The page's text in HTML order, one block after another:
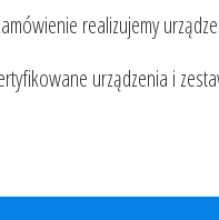
realizujemy
urządzenia i